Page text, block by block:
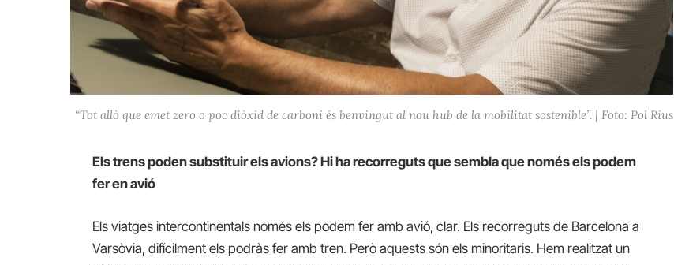
“Tot allò que emet zero o poc diòxid de carboni és benvingut al nou hub de la mobilitat sostenible”. | Foto: Pol Rius
Els trens poden substituir els avions? Hi ha recorreguts que sembla que només els podem
fer en avió
Els viatges intercontinentals només els podem fer amb avió, clar. Els recorreguts de Barcelona a
Varsòvia, difícilment els podràs fer amb tren. Però aquests són els minoritaris. Hem realitzat un